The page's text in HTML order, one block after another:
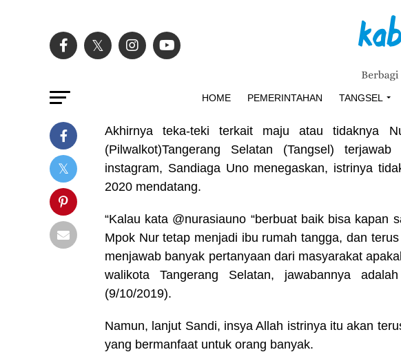
HOME PEMERINTAHAN TANGSEL
Akhirnya teka-teki terkait maju atau tidaknya
(Pilwalkot)Tangerang Selatan (Tangsel)
instagram, Sandiaga Uno menegaskan, istrinya
2020 mendatang.
“Kalau kata @nurasiauno “berbuat baik bisa kapan
Mpok Nur tetap menjadi ibu rumah tangga, dan
menjawab banyak pertanyaan dari masyarakat
walikota Tangerang Selatan, jawabannya
(9/10/2019).
Namun, lanjut Sandi, insya Allah istrinya itu akan
yang bermanfaat untuk orang banyak.